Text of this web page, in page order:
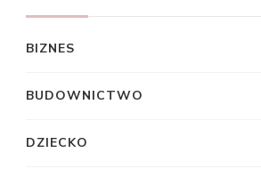
BIZNES
BUDOWNICTWO
DZIECKO